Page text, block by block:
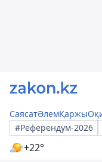
СаясатӘлемҚаржы
#Референдум-2026
+22°